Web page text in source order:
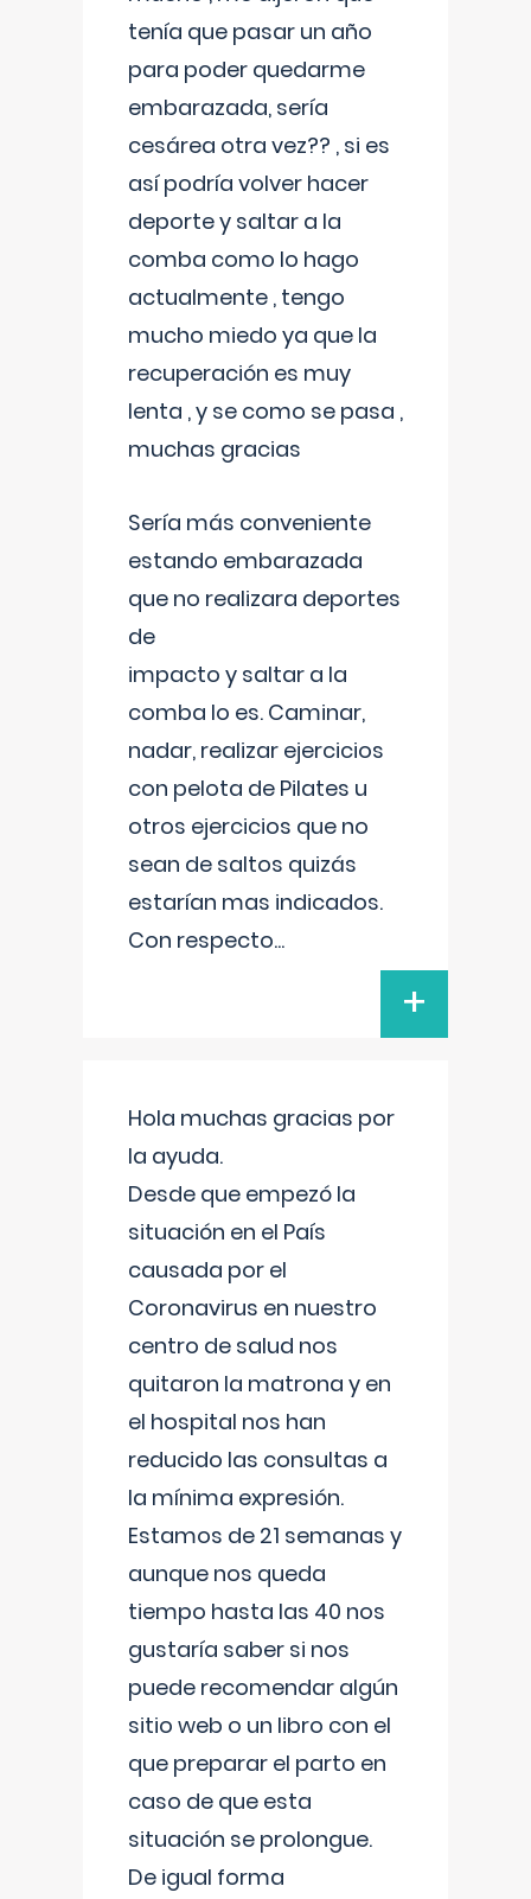
tenía que pasar un año
para poder quedarme
embarazada, sería
cesárea otra vez?? , si es
así podría volver hacer
deporte y saltar a la
comba como lo hago
actualmente , tengo
mucho miedo ya que la
recuperación es muy
lenta , y se como se pasa ,
muchas gracias
Sería más conveniente
estando embarazada
que no realizara deportes
de
impacto y saltar a la
comba lo es. Caminar,
nadar, realizar ejercicios
con pelota de Pilates u
otros ejercicios que no
sean de saltos quizás
estarían mas indicados.
Con respecto...
+
Hola muchas gracias por
la ayuda.
Desde que empezó la
situación en el País
causada por el
Coronavirus en nuestro
centro de salud nos
quitaron la matrona y en
el hospital nos han
reducido las consultas a
la mínima expresión.
Estamos de 21 semanas y
aunque nos queda
tiempo hasta las 40 nos
gustaría saber si nos
puede recomendar algún
sitio web o un libro con el
que preparar el parto en
caso de que esta
situación se prolongue.
De igual forma